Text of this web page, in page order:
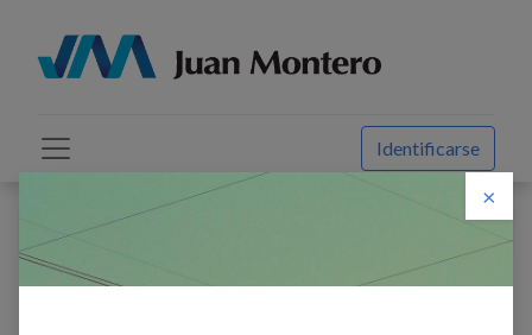
Identificarse
×
Todos los productos